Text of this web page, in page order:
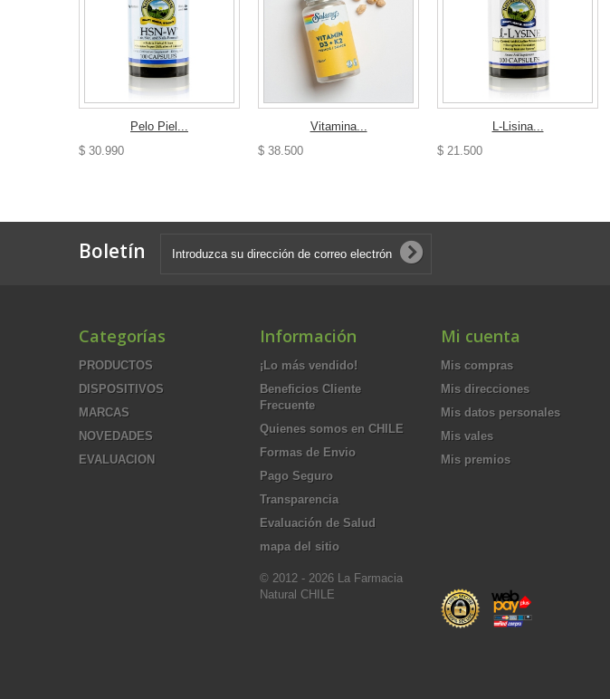
Pelo Piel...
$ 30.990
Vitamina...
$ 38.500
L-Lisina...
$ 21.500
Boletín
Categorías
PRODUCTOS
DISPOSITIVOS
MARCAS
NOVEDADES
EVALUACION
Información
¡Lo más vendido!
Beneficios Cliente
Frecuente
Quienes somos en CHILE
Formas de Envio
Pago Seguro
Transparencia
Evaluación de Salud
mapa del sitio
© 2012 - 2026 La Farmacia
Natural CHILE
Mi cuenta
Mis compras
Mis direcciones
Mis datos personales
Mis vales
Mis premios